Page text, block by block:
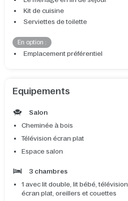
Kit de cuisine
Serviettes de toilette
En option :
Emplacement préférentiel
Equipements
Salon
Cheminée à bois
Télévision écran plat
Espace salon
3 chambres
1 avec lit double, lit bébé, télévision
écran plat, oreillers et couettes